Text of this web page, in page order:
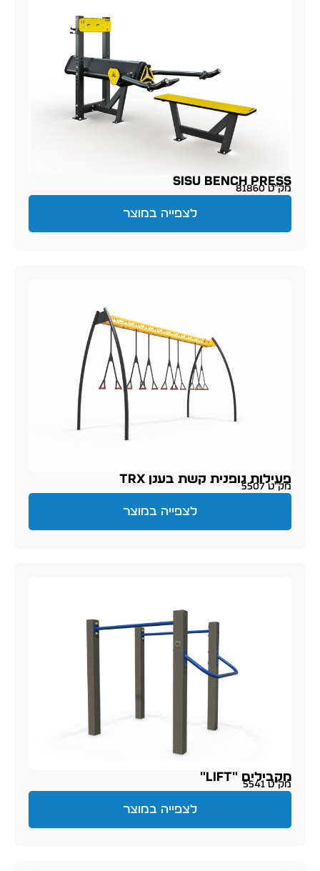
SISU Bench Press
מק״ט 81860
לצפייה במוצר
פעילות גופנית קשת בענן TRX
מק״ט 5507
לצפייה במוצר
מקבילים "LIFT"
מק״ט 5541
לצפייה במוצר